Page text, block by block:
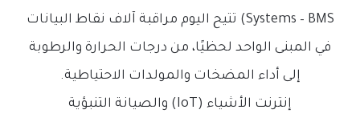
Systems – BMS) تتيح اليوم مراقبة آلاف نقاط البيانات
في المبنى الواحد لحظيًا، من درجات الحرارة والرطوبة
إلى أداء المضخات والمولدات الاحتياطية.
إنترنت الأشياء (IoT) والصيانة التنبؤية